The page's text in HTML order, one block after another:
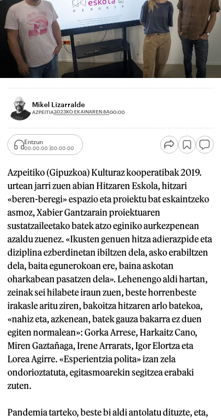
Mikel Lizarralde
AZPEITIA2023KO EKAINAREN 8A00:00
Entzun
00:00:00 00:00:00
Azpeitiko (Gipuzkoa) Kulturaz kooperatibak 2019.
urtean jarri zuen abian Hitzaren Eskola, hitzari
«beren-beregi» espazio eta proiektu bat eskaintzeko
asmoz, Xabier Gantzarain proiektuaren
sustatzaileetako batek atzo eginiko aurkezpenean
azaldu zuenez. «Ikusten genuen hitza adierazpide eta
diziplina ezberdinetan ibiltzen dela, asko erabiltzen
dela, baita egunerokoan ere, baina askotan
oharkabean pasatzen dela». Lehenengo aldi hartan,
zeinak sei hilabete iraun zuen, beste horrenbeste
irakasle aritu ziren, bakoitza hitzaren arlo batekoa,
«nahiz eta, azkenean, batek gauza bakarra ez duen
egiten normalean»: Gorka Arrese, Harkaitz Cano,
Miren Gaztañaga, Irene Arrarats, Igor Elortza eta
Lorea Agirre. «Esperientzia polita» izan zela
ondorioztatuta, egitasmoarekin segitzea erabaki
zuten.
Pandemia tarteko, beste bi aldi antolatu dituzte, eta,